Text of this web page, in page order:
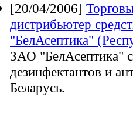
[20/04/2006]
дистрибьютер
"БелАсептика"
ЗАО "БелАсептика"
дезинфектантов и
Беларусь.